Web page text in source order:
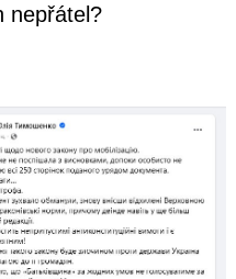
nepřátel?